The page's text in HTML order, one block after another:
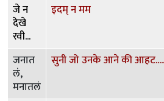
जे न
देखे
रवी...
इदम् न मम
जनात
लं,
मनातलं
सुनी जो उनके आने की